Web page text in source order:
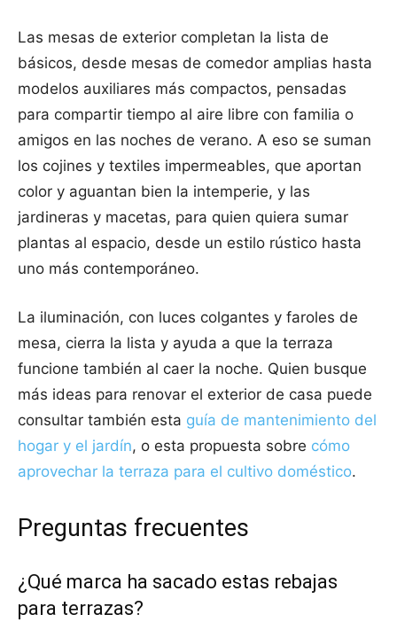
Las mesas de exterior completan la lista de
básicos, desde mesas de comedor amplias hasta
modelos auxiliares más compactos, pensadas
para compartir tiempo al aire libre con familia o
amigos en las noches de verano. A eso se suman
los cojines y textiles impermeables, que aportan
color y aguantan bien la intemperie, y las
jardineras y macetas, para quien quiera sumar
plantas al espacio, desde un estilo rústico hasta
uno más contemporáneo.
La iluminación, con luces colgantes y faroles de
mesa, cierra la lista y ayuda a que la terraza
funcione también al caer la noche. Quien busque
más ideas para renovar el exterior de casa puede
consultar también esta guía de mantenimiento del
hogar y el jardín, o esta propuesta sobre cómo
aprovechar la terraza para el cultivo doméstico.
Preguntas frecuentes
¿Qué marca ha sacado estas rebajas
para terrazas?